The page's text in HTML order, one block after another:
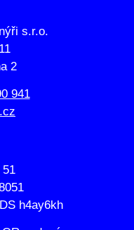
s.r.o.
2
941
51
h4ay6kh